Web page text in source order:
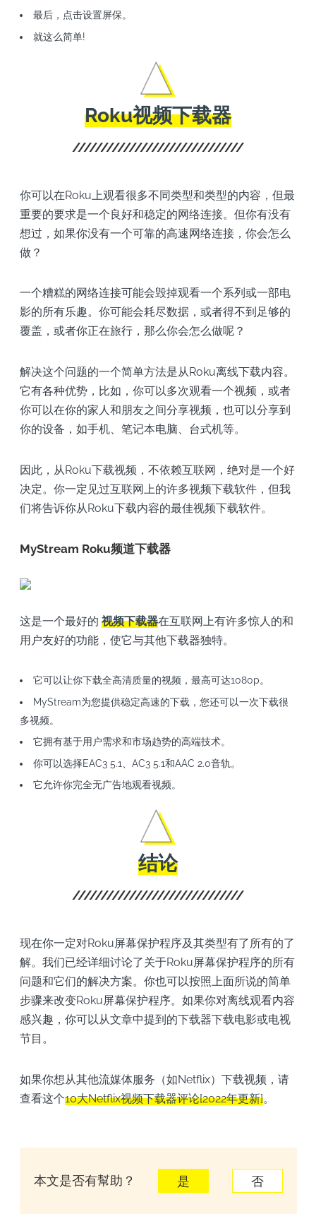
最后，点击设置屏保。
就这么简单!
Roku视频下载器
你可以在Roku上观看很多不同类型和类型的内容，但最
重要的要求是一个良好和稳定的网络连接。但你有没有
想过，如果你没有一个可靠的高速网络连接，你会怎么
做？
一个糟糕的网络连接可能会毁掉观看一个系列或一部电
影的所有乐趣。你可能会耗尽数据，或者得不到足够的
覆盖，或者你正在旅行，那么你会怎么做呢？
解决这个问题的一个简单方法是从Roku离线下载内容。
它有各种优势，比如，你可以多次观看一个视频，或者
你可以在你的家人和朋友之间分享视频，也可以分享到
你的设备，如手机、笔记本电脑、台式机等。
因此，从Roku下载视频，不依赖互联网，绝对是一个好
决定。你一定见过互联网上的许多视频下载软件，但我
们将告诉你从Roku下载内容的最佳视频下载软件。
MyStream Roku频道下载器
这是一个最好的 视频下载器在互联网上有许多惊人的和
用户友好的功能，使它与其他下载器独特。
它可以让你下载全高清质量的视频，最高可达1080p。
MyStream为您提供稳定高速的下载，您还可以一次下载很
多视频。
它拥有基于用户需求和市场趋势的高端技术。
你可以选择EAC3 5.1、AC3 5.1和AAC 2.0音轨。
它允许你完全无广告地观看视频。
结论
现在你一定对Roku屏幕保护程序及其类型有了所有的了
解。我们已经详细讨论了关于Roku屏幕保护程序的所有
问题和它们的解决方案。你也可以按照上面所说的简单
步骤来改变Roku屏幕保护程序。如果你对离线观看内容
感兴趣，你可以从文章中提到的下载器下载电影或电视
节目。
如果你想从其他流媒体服务（如Netflix）下载视频，请
查看这个10大Netflix视频下载器评论[2022年更新]。
本文是否有幫助？ 是 否